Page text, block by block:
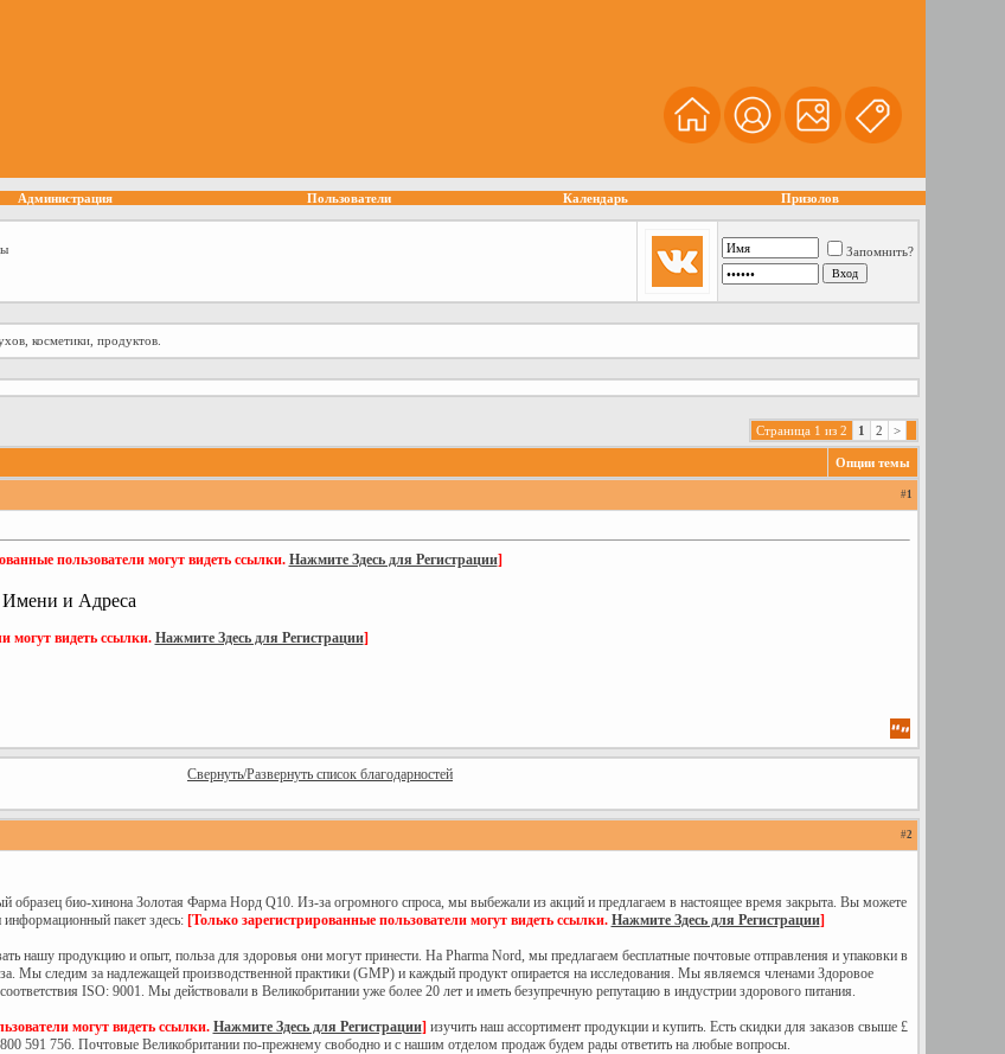
Администрация Пользователи Календарь Призолов
Запомнить?
косметики, продуктов.
Страница 1 из 2 1 2 >
Опции темы
#1
пользователи могут видеть ссылки. Нажмите Здесь для Регистрации]
и Адреса
могут видеть ссылки. Нажмите Здесь для Регистрации]
Свернуть/Развернуть список благодарностей
#2
образец био-хинона Золотая Фарма Норд Q10. Из-за огромного спроса, мы выбежали из акций и предлагаем в настоящее время закрыта. Вы можете
пакет здесь: [Только зарегистрированные пользователи могут видеть ссылки. Нажмите Здесь для Регистрации]
нашу продукцию и опыт, польза для здоровья они могут принести. На Pharma Nord, мы предлагаем бесплатные почтовые отправления и упаковки в
Мы следим за надлежащей производственной практики (GMP) и каждый продукт опирается на исследования. Мы являемся членами Здоровое
ISO: 9001. Мы действовали в Великобритании уже более 20 лет и иметь безупречную репутацию в индустрии здорового питания.
могут видеть ссылки. Нажмите Здесь для Регистрации] изучить наш ассортимент продукции и купить. Есть скидки для заказов свыше £
591 756. Почтовые Великобритании по-прежнему свободно и с нашим отделом продаж будем рады ответить на любые вопросы.